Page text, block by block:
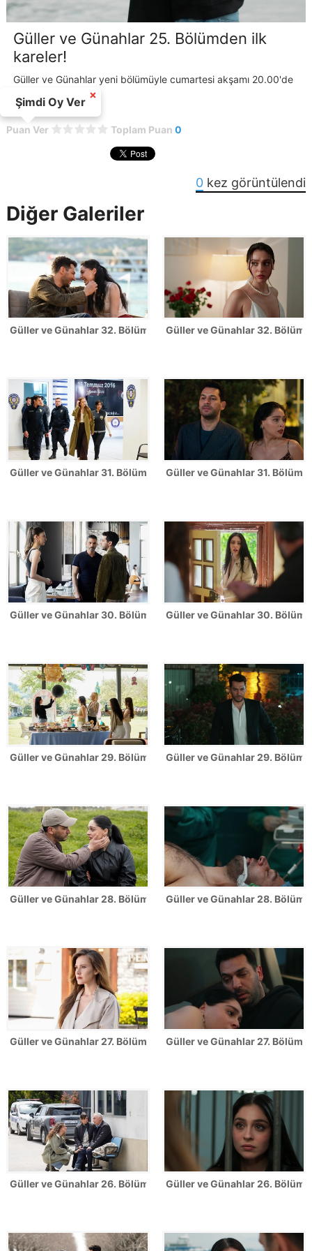
Güller ve Günahlar 25. Bölümden ilk
kareler!
Güller ve Günahlar yeni bölümüyle cumartesi akşamı 20.00'de
Puan Ver Toplam Puan 0
0 kez görüntülendi
Diğer Galeriler
Güller ve Günahlar 32. Bölüm Fotoğrafları - Sezon Finali
Güller ve Günahlar 32.
Güller ve Günahlar 31. Bölüm FotoğraflarıGüller ve Günahlar 31.
Güller ve Günahlar 30. Bölüm FotoğraflarıGüller ve Günahlar 30.
Güller ve Günahlar 29. Bölüm FotoğraflarıGüller ve Günahlar 29.
Güller ve Günahlar 28. Bölüm FotoğraflarıGüller ve Günahlar 28.
Güller ve Günahlar 27. Bölüm FotoğraflarıGüller ve Günahlar 27.
Güller ve Günahlar 26. Bölüm FotoğraflarıGüller ve Günahlar 26.
Şimdi Oy Ver
×